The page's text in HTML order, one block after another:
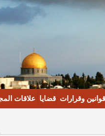
قوانين وقرارات قضايا علاقات